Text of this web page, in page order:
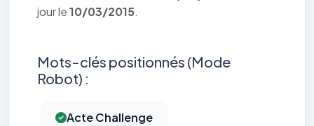
jour le10/03/2015.
Mots-clés positionnés (Mode
Robot) :
Acte Challenge